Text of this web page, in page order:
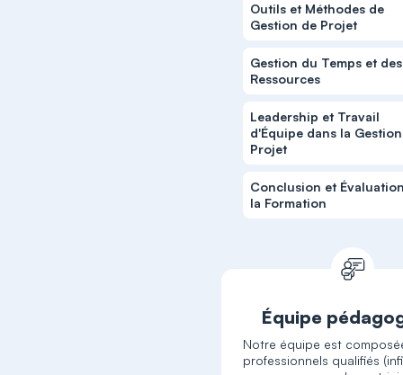
Outils et Méthodes de
Gestion de Projet
Gestion du Temps et des
Ressources
Leadership et Travail
d'Équipe dans la
Projet
Conclusion et
la Formation
Équipe
Notre équipe est
professionnels qualifiés